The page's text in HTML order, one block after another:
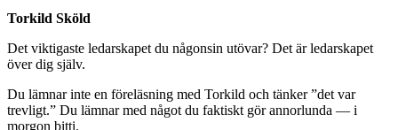
Torkild Sköld
Det viktigaste ledarskapet du någonsin utövar? Det är ledarskapet
över dig själv.
Du lämnar inte en föreläsning med Torkild och tänker ”det var
trevligt.” Du lämnar med något du faktiskt gör annorlunda — i
morgon bitti.